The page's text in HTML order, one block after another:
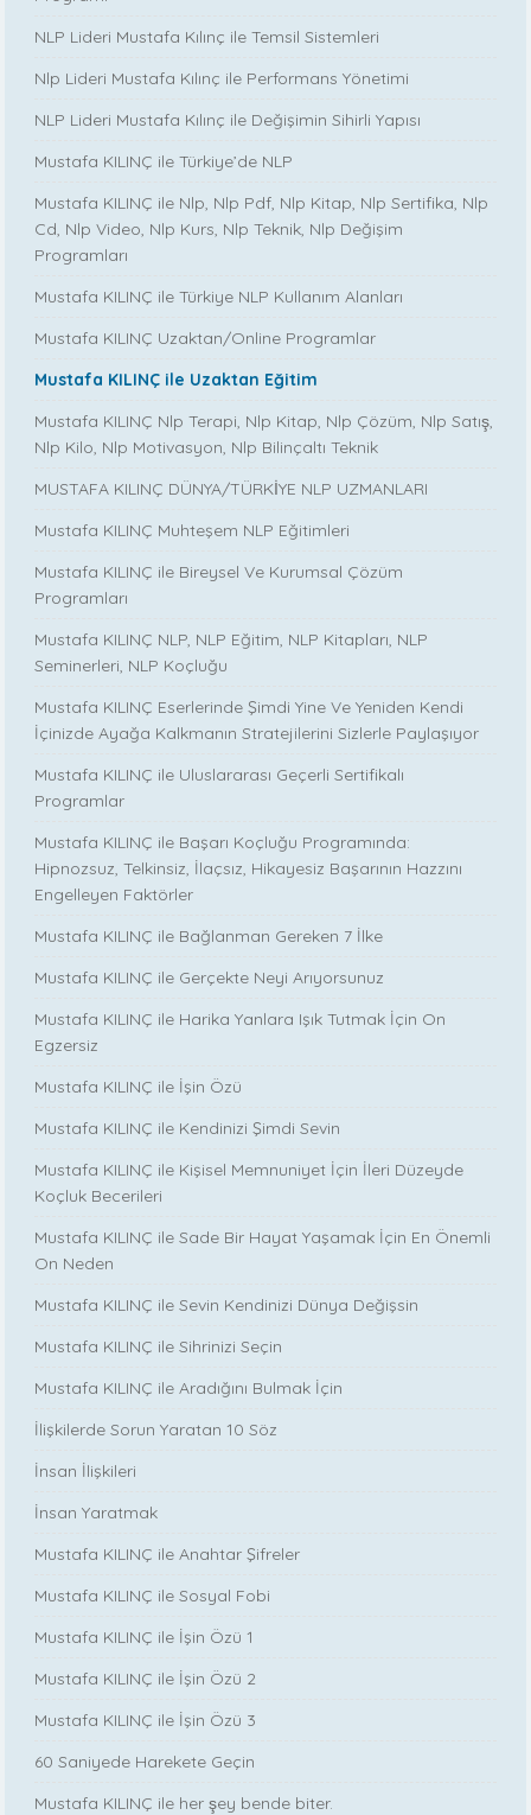
NLP Lideri Mustafa Kılınç ile Temsil Sistemleri
Nlp Lideri Mustafa Kılınç ile Performans Yönetimi
NLP Lideri Mustafa Kılınç ile Değişimin Sihirli Yapısı
Mustafa KILINÇ ile Türkiye’de NLP
Mustafa KILINÇ ile Nlp, Nlp Pdf, Nlp Kitap, Nlp Sertifika, Nlp
Cd, Nlp Video, Nlp Kurs, Nlp Teknik, Nlp Değişim
Programları
Mustafa KILINÇ ile Türkiye NLP Kullanım Alanları
Mustafa KILINÇ Uzaktan/Online Programlar
Mustafa KILINÇ ile Uzaktan Eğitim
Mustafa KILINÇ Nlp Terapi, Nlp Kitap, Nlp Çözüm, Nlp Satış,
Nlp Kilo, Nlp Motivasyon, Nlp Bilinçaltı Teknik
MUSTAFA KILINÇ DÜNYA/TÜRKİYE NLP UZMANLARI
Mustafa KILINÇ Muhteşem NLP Eğitimleri
Mustafa KILINÇ ile Bireysel Ve Kurumsal Çözüm
Programları
Mustafa KILINÇ NLP, NLP Eğitim, NLP Kitapları, NLP
Seminerleri, NLP Koçluğu
Mustafa KILINÇ Eserlerinde Şimdi Yine Ve Yeniden Kendi
İçinizde Ayağa Kalkmanın Stratejilerini Sizlerle Paylaşıyor
Mustafa KILINÇ ile Uluslararası Geçerli Sertifikalı
Programlar
Mustafa KILINÇ ile Başarı Koçluğu Programında:
Hipnozsuz, Telkinsiz, İlaçsız, Hikayesiz Başarının Hazzını
Engelleyen Faktörler
Mustafa KILINÇ ile Bağlanman Gereken 7 İlke
Mustafa KILINÇ ile Gerçekte Neyi Arıyorsunuz
Mustafa KILINÇ ile Harika Yanlara Işık Tutmak İçin On
Egzersiz
Mustafa KILINÇ ile İşin Özü
Mustafa KILINÇ ile Kendinizi Şimdi Sevin
Mustafa KILINÇ ile Kişisel Memnuniyet İçin İleri Düzeyde
Koçluk Becerileri
Mustafa KILINÇ ile Sade Bir Hayat Yaşamak İçin En Önemli
On Neden
Mustafa KILINÇ ile Sevin Kendinizi Dünya Değişsin
Mustafa KILINÇ ile Sihrinizi Seçin
Mustafa KILINÇ ile Aradığını Bulmak İçin
İlişkilerde Sorun Yaratan 10 Söz
İnsan İlişkileri
İnsan Yaratmak
Mustafa KILINÇ ile Anahtar Şifreler
Mustafa KILINÇ ile Sosyal Fobi
Mustafa KILINÇ ile İşin Özü 1
Mustafa KILINÇ ile İşin Özü 2
Mustafa KILINÇ ile İşin Özü 3
60 Saniyede Harekete Geçin
Mustafa KILINÇ ile her şey bende biter.